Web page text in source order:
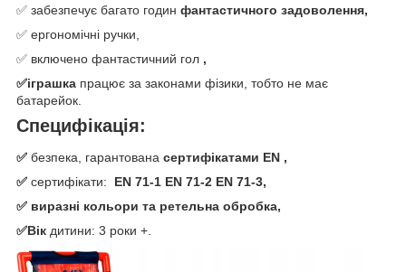
✅ забезпечує багато годин фантастичного задоволення,
✅ ергономічні ручки,
✅ включено фантастичний гол ,
✅іграшка працює за законами фізики, тобто не має
батарейок.
Специфікація:
✅ безпека, гарантована сертифікатами EN ,
✅ сертифікати: EN 71-1 EN 71-2 EN 71-3,
✅ виразні кольори та ретельна обробка,
✅Вік дитини: 3 роки +.